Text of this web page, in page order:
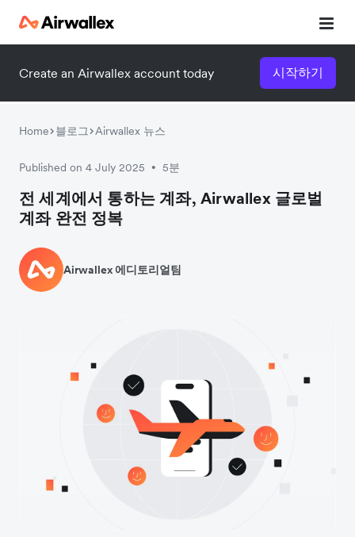
Create an Airwallex account today 시작하기
Home 블로그 Airwallex 뉴스
Published on 4 July 2025 • 5분
전 세계에서 통하는 계좌, Airwallex 글로벌
계좌 완전 정복
Airwallex 에디토리얼팀